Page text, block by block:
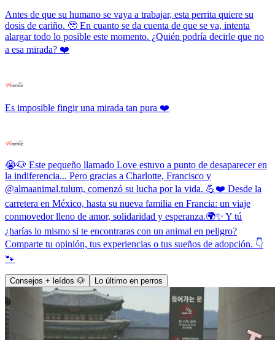
Antes de que su humano se vaya a trabajar, esta perrita quiere su
dosis de cariño. 🥹 En cuanto se da cuenta de que se va, intenta
alargar todo lo posible este momento. ¿Quién podría decirle que no
a esa mirada? ❤️
Es imposible fingir una mirada tan pura ❤️
😭🐶 Este pequeño llamado Love estuvo a punto de desaparecer en
la indiferencia... Pero gracias a Charlotte, Francisco y
@almaanimal.tulum, comenzó su lucha por la vida. 💪❤️ Desde la
carretera en México, hasta su nueva familia en Francia: un viaje
conmovedor lleno de amor, solidaridad y esperanza.🌍✨ Y tú
¿harías lo mismo si te encontraras con un animal en peligro?
Comparte tu opinión, tus experiencias o tus sueños de adopción. 👇
🐾
Consejos + leídos 🐶 Lo último en perros